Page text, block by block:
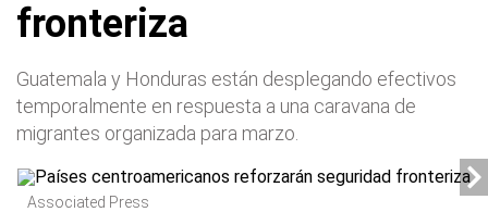
fronteriza
Guatemala y Honduras están desplegando efectivos
temporalmente en respuesta a una caravana de
migrantes organizada para marzo.
Associated Press